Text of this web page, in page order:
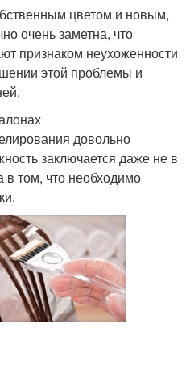
цветом и новым,
очень заметна, что
признаком неухоженности
этой проблемы и
довольно
заключается даже не в
в том, что необходимо